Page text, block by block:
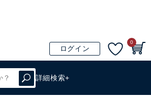
ログイン
0
詳細検索+